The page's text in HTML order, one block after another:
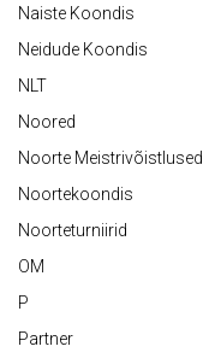
Naiste Koondis
Neidude Koondis
NLT
Noored
Noorte Meistrivõistlused
Noortekoondis
Noorteturniirid
OM
P
Partner